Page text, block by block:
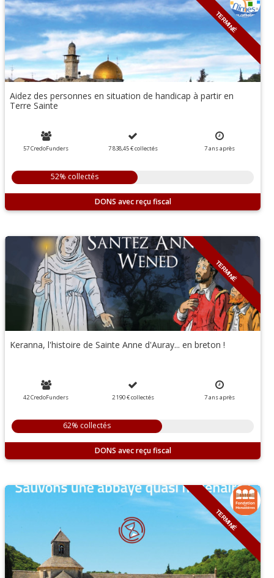
TERMINÉ
Aidez des personnes en situation de handicap à partir en
Terre Sainte
57 CredoFunders 7 838,45 €collectés 7ansaprès
52% collectés
DONS
TERMINÉ
Keranna, l'histoire de Sainte Anne d'Auray... en breton !
42 CredoFunders 2 190 €collectés 7ansaprès
62% collectés
DONS
TERMINÉ